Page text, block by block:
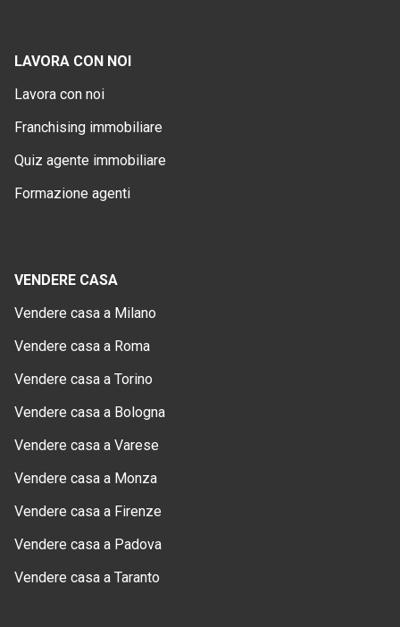
LAVORA CON NOI
Lavora con noi
Franchising immobiliare
Quiz agente immobiliare
Formazione agenti
VENDERE CASA
Vendere casa a Milano
Vendere casa a Roma
Vendere casa a Torino
Vendere casa a Bologna
Vendere casa a Varese
Vendere casa a Monza
Vendere casa a Firenze
Vendere casa a Padova
Vendere casa a Taranto